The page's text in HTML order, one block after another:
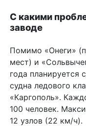
С какими
заводе
Помимо «Онеги»
мест) и
года планируется
судна ледового
«Каргополь».
100 человек.
12 узлов (22 км/ч).